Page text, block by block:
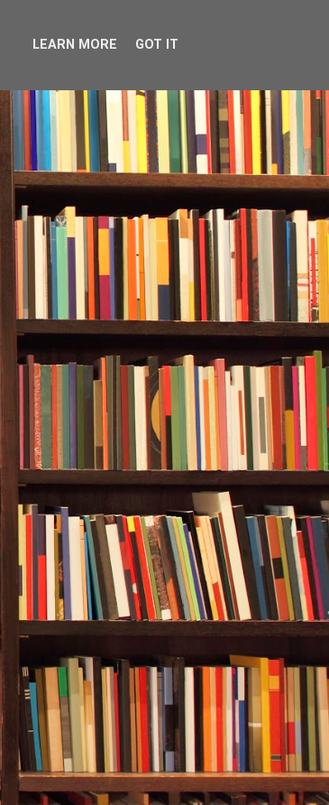
LEARN MORE GOT IT